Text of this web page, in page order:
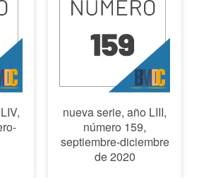
nueva serie, año LIII,
número 159,
septiembre-diciembre
de 2020